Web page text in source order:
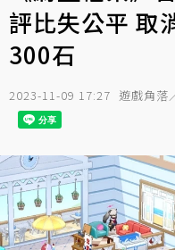
評比失公平 取
300石
2023-11-09 17:27 遊戲角落